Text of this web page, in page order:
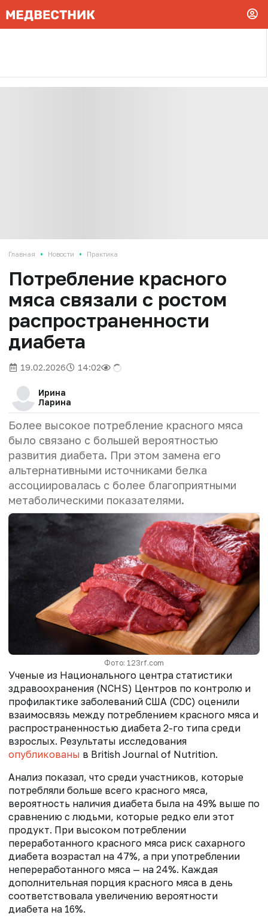
Главная • Новости • Практика
Потребление красного
мяса связали с ростом
распространенности
диабета
19.02.2026 14:02
Ирина
Ларина
Более высокое потребление красного мяса
было связано с большей вероятностью
развития диабета. При этом замена его
альтернативными источниками белка
ассоциировалась с более благоприятными
метаболическими показателями.
Фото: 123rf.com
Ученые из Национального центра статистики
здравоохранения (NCHS) Центров по контролю и
профилактике заболеваний США (CDC) оценили
взаимосвязь между потреблением красного мяса и
распространенностью диабета 2-го типа среди
взрослых. Результаты исследования
опубликованы в British Journal of Nutrition.
Анализ показал, что среди участников, которые
потребляли больше всего красного мяса,
вероятность наличия диабета была на 49% выше по
сравнению с людьми, которые редко ели этот
продукт. При высоком потреблении
переработанного красного мяса риск сахарного
диабета возрастал на 47%, а при употреблении
непереработанного мяса — на 24%. Каждая
дополнительная порция красного мяса в день
соответствовала увеличению вероятности
диабета на 16%.